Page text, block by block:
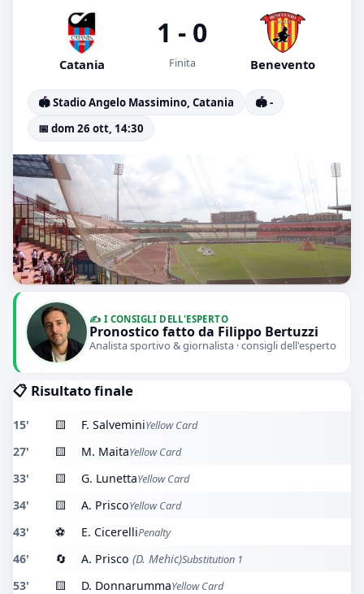
Catania
1 - 0
Finita Benevento
🏟️ Stadio Angelo Massimino, Catania
🏟️ -
📅 dom 26 ott, 14:30
✍️ I CONSIGLI DELL'ESPERTO
Pronostico fatto da Filippo Bertuzzi
Analista sportivo & giornalista · consigli dell'esperto
📋 Risultato finale
15' 🟨 F. SalveminiYellow Card
27' 🟨 M. MaitaYellow Card
33' 🟨 G. LunettaYellow Card
34' 🟨 A. PriscoYellow Card
43' ⚽ E. CicerelliPenalty
46' 🔄 A. Prisco (D. Mehic)Substitution 1
53' 🟨 D. DonnarummaYellow Card